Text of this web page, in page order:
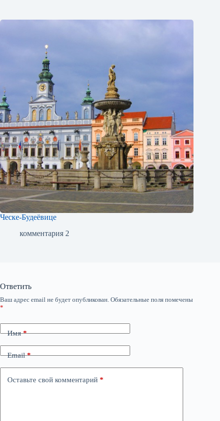
Ческе-Будеёвице
комментария 2
Ответить
Ваш адрес email не будет опубликован. Обязательные поля помечены
*
Имя*
Email*
Оставьте свой комментарий *